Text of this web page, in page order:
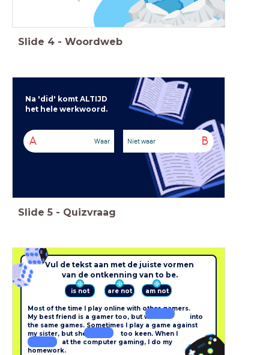
Slide 4 - Woordweb
Na 'did' komt ALTIJD
het hele werkwoord.
A Waar B
Niet waar
Slide 5 - Quizvraag
Most of the time I play online with other gamers.
My best friend is a gamer too, but we into
the same games. Sometimes I play a game against
my sister, but she too keen. When I
at the computer gaming, I do my
homework.
Vul de tekst aan met de juiste vormen
van de ontkenning van to be.
am not
is not are not